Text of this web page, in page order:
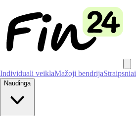
Individuali veiklaMažoji bendrijaStraipsniai
Naudinga